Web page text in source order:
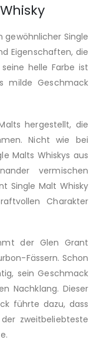
gewöhnlicher Single
Eigenschaften, die
helle Farbe ist
milde Geschmack
hergestellt, die
Nicht wie bei
Malts Whiskys aus
vermischen
Single Malt Whisky
Charakter
der Glen Grant
Fässern. Schon
sein Geschmack
Nachklang. Dieser
führte dazu, dass
zweitbeliebteste